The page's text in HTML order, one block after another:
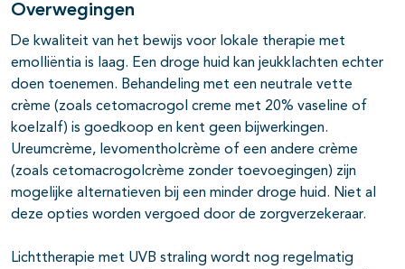
Overwegingen
De kwaliteit van het bewijs voor lokale therapie met
emolliëntia is laag. Een droge huid kan jeukklachten echter
doen toenemen. Behandeling met een neutrale vette
crème (zoals cetomacrogol creme met 20% vaseline of
koelzalf) is goedkoop en kent geen bijwerkingen.
Ureumcrème, levomentholcrème of een andere crème
(zoals cetomacrogolcrème zonder toevoegingen) zijn
mogelijke alternatieven bij een minder droge huid. Niet al
deze opties worden vergoed door de zorgverzekeraar.
Lichttherapie met UVB straling wordt nog regelmatig